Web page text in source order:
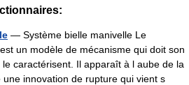
— Système bielle manivelle Le
un modèle de mécanisme qui doit son
caractérisent. Il apparaît à l aube de la
innovation de rupture qui vient s